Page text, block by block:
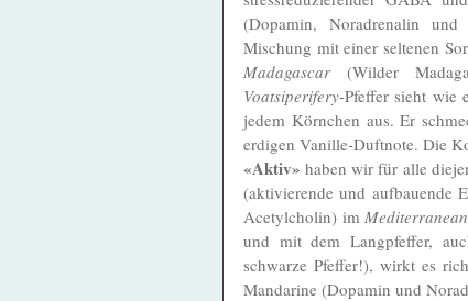
(Dopamin, Noradrenalin
Mischung mit einer seltenen
Madagascar (Wilder
Voatsiperifery-Pfeffer sieht wie
jedem Körnchen aus. Er
erdigen Vanille-Duftnote. Die
«Aktiv» haben wir für alle
(aktivierende und aufbauende
Acetylcholin) im
und mit dem Langpfeffer,
schwarze Pfeffer!), wirkt es
Mandarine (Dopamin und